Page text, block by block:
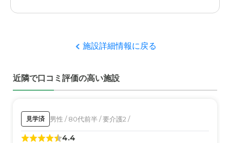
料金費用について
することはなかった。高くも安くもない、というイメージ
職員・スタッフ・他入居者の雰囲気について
ら解放してもらい感謝しかありません
いつも清潔でしたし入居者の身なりもきちんと整えてくれ
ていました、感謝しかありません
施設詳細情報に戻る
近隣で口コミ評価の高い施設
見学済 男性 / 80代前半 / 要介護2 /
4.4